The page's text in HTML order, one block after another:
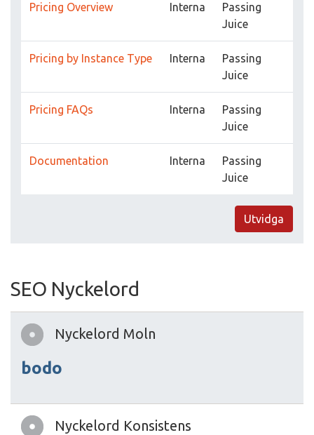
Pricing Overview Interna
Passing
Juice
Pricing by Instance Type Interna
Passing
Juice
Pricing FAQs Interna
Passing
Juice
Documentation Interna
Passing
Juice
Utvidga
SEO Nyckelord
Nyckelord Moln
bodo
Nyckelord Konsistens